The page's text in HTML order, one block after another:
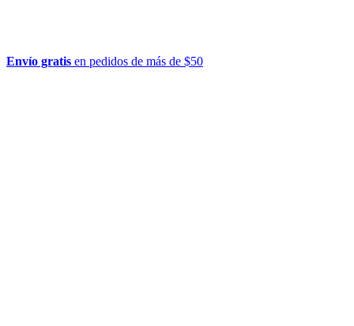
Envío gratis en pedidos de más de $50